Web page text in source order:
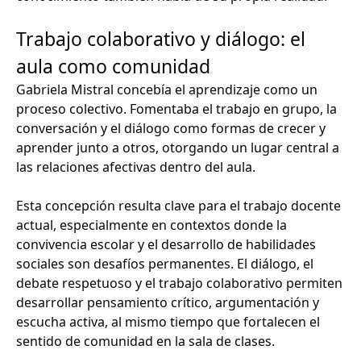
Trabajo colaborativo y diálogo: el
aula como comunidad
Gabriela Mistral concebía el aprendizaje como un
proceso colectivo. Fomentaba el trabajo en grupo, la
conversación y el diálogo como formas de crecer y
aprender junto a otros, otorgando un lugar central a
las relaciones afectivas dentro del aula.
Esta concepción resulta clave para el trabajo docente
actual, especialmente en contextos donde la
convivencia escolar y el desarrollo de habilidades
sociales son desafíos permanentes. El diálogo, el
debate respetuoso y el trabajo colaborativo permiten
desarrollar pensamiento crítico, argumentación y
escucha activa, al mismo tiempo que fortalecen el
sentido de comunidad en la sala de clases.